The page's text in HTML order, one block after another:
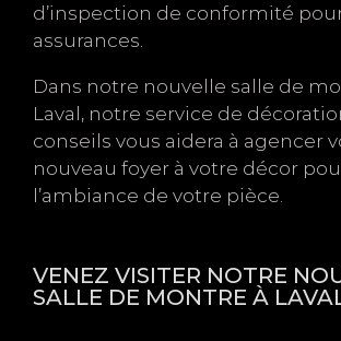
d’inspection de conformité
assurances.
Dans notre nouvelle salle de
Laval, notre service de
conseils vous aidera à agencer
nouveau foyer à votre décor
l’ambiance de votre pièce.
VENEZ VISITER NOTRE
SALLE DE MONTRE À